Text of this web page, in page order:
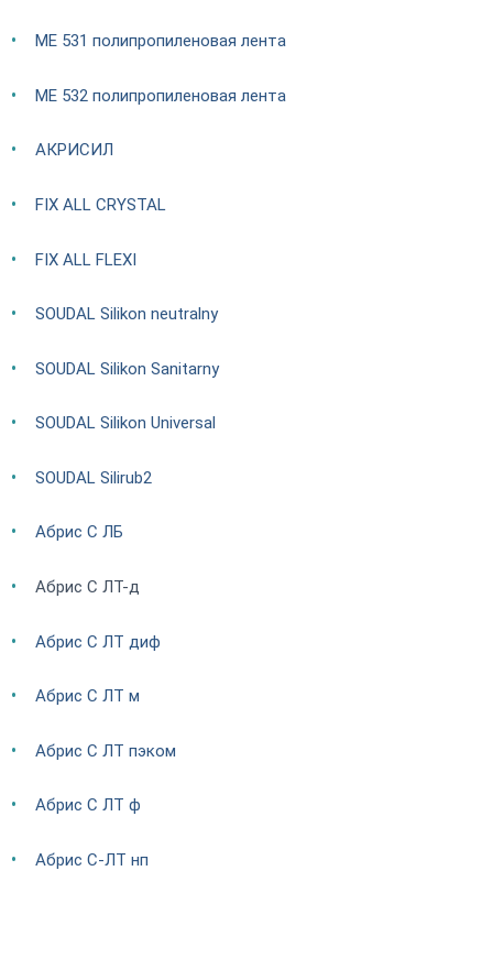
ME 531 полипропиленовая лента
ME 532 полипропиленовая лента
АКРИСИЛ
FIX ALL CRYSTAL
FIX ALL FLEXI
SOUDAL Silikon neutralny
SOUDAL Silikon Sanitarny
SOUDAL Silikon Universal
SOUDAL Silirub2
Абрис С ЛБ
Абрис С ЛТ-д
Абрис С ЛТ диф
Абрис С ЛТ м
Абрис С ЛТ пэком
Абрис С ЛТ ф
Абрис С-ЛТ нп